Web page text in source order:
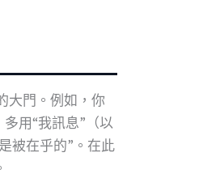
大門。例如，你
用“我訊息”（以
被在乎的”。在此